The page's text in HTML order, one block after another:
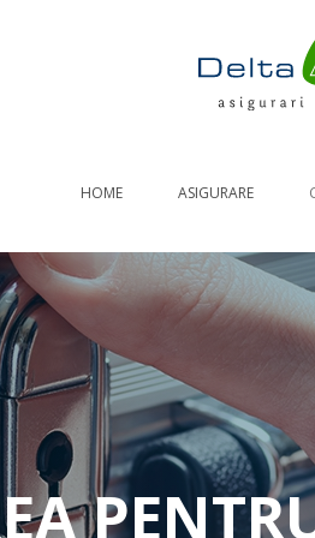
HOME ASIGURARE
LOCUINTE
Asigurare obligatorie PAD